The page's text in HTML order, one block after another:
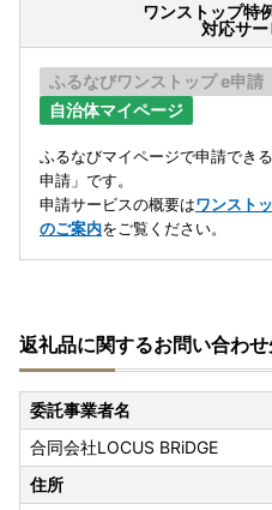
ワンストップ特
対応サ
ふるなびワンストップ e申請
自治体マイページ
ふるなびマイページで申請でき
申請」です。
申請サービスの概要はワンスト
のご案内をご覧ください。
返礼品に関するお問い合わ
委託事業者名
合同会社LOCUS BRiDGE
住所